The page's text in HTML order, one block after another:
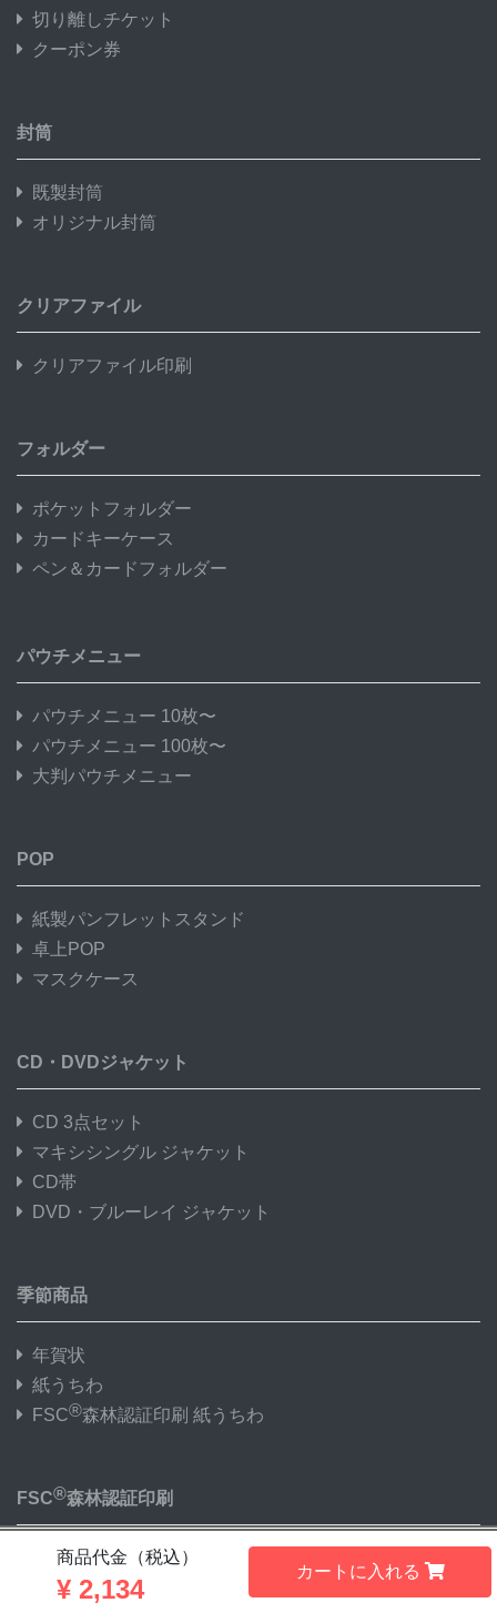
商品代金（税込）
¥ 2,134
カートに入れる
切り離しチケット
クーポン券
封筒
既製封筒
オリジナル封筒
クリアファイル
クリアファイル印刷
フォルダー
ポケットフォルダー
カードキーケース
ペン＆カードフォルダー
パウチメニュー
パウチメニュー 10枚〜
パウチメニュー 100枚〜
大判パウチメニュー
POP
紙製パンフレットスタンド
卓上POP
マスクケース
CD・DVDジャケット
CD 3点セット
マキシシングル ジャケット
CD帯
DVD・ブルーレイ ジャケット
季節商品
年賀状
紙うちわ
FSC®森林認証印刷 紙うちわ
FSC®森林認証印刷
FSC®森林認証印刷 フライヤー・チラシ
FSC®森林認証印刷 ポスター